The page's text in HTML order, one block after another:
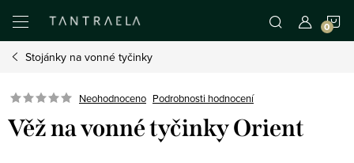
obsah
Stojánky na vonné tyčinky
Neohodnoceno Podrobnosti hodnocení
Věž na vonné tyčinky Orient